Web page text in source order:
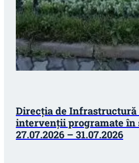
Direcția de
intervenții programate în
27.07.2026 – 31.07.2026